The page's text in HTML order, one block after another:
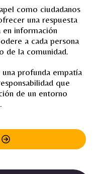
como ciudadanos
una respuesta
en información
a cada persona
de la comunidad.
profunda empatía
que
de un entorno